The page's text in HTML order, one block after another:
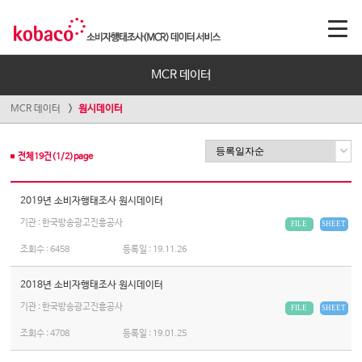
MCR 데이터
MCR 데이터 원시데이터
전체 19건(1 /2)page
2019년 소비자행태조사 원시데이터
기관 : 한국방송광고진흥공사 SHEET
FILE
조회수 :6458 등록일 : 19.11.26
2018년 소비자행태조사 원시데이터
기관 : 한국방송광고진흥공사 SHEET
FILE
조회수 :4708 등록일 : 19.01.25